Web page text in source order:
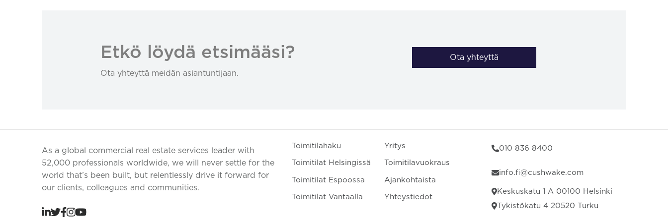
Etkö löydä etsimääsi?
Ota yhteyttä meidän asiantuntijaan.
Ota yhteyttä
As a global commercial real estate services leader with
52,000 professionals worldwide, we will never settle for the
world that’s been built, but relentlessly drive it forward for
our clients, colleagues and communities.
Toimitilahaku
Toimitilat Helsingissä
Toimitilat Espoossa
Toimitilat Vantaalla
Yritys
Toimitilavuokraus
Ajankohtaista
Yhteystiedot
010 836 8400
info.fi@cushwake.com
Keskuskatu 1 A 00100 Helsinki
Tykistökatu 4 20520 Turku